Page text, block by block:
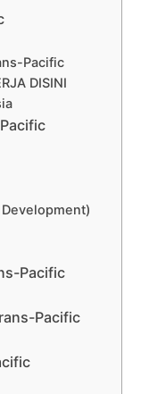
Pacific
DISINI
Pacific
Pacific